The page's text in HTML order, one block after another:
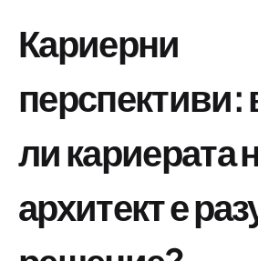
Кариерни
перспективи:
ли кариерата
архитект е